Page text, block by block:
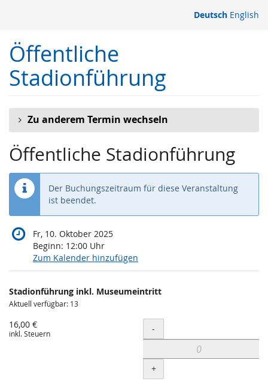
springen
Deutsch English
Öffentliche
Stadionführung
Zu anderem Termin wechseln
Öffentliche Stadionführung
Der Buchungszeitraum für diese Veranstaltung
ist beendet.
Fr, 10. Oktober 2025
Beginn: 12:00 Uhr
Zum Kalender hinzufügen
Produkte
Unkategorisierte
Produkte
Stadionführung inkl. Museumeintritt
Aktuell verfügbar: 13
16,00 €
inkl. Steuern Menge
-
+